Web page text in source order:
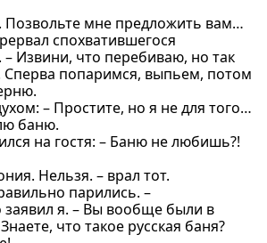
Позвольте мне предложить вам…
спохватившегося
Извини, что перебиваю, но так
Сперва попаримся, выпьем, потом
– Простите, но я не для того…
баню.
на гостя: – Баню не любишь?!
Нельзя. – врал тот.
парились. –
заявил я. – Вы вообще были в
что такое русская баня?